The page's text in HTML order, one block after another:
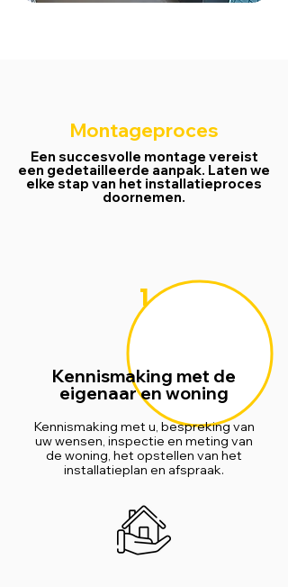
Montageproces
Een succesvolle montage vereist
een gedetailleerde aanpak. Laten we
elke stap van het installatieproces
doornemen.
1
Kennismaking met de
eigenaar en woning
Kennismaking met u, bespreking van
uw wensen, inspectie en meting van
de woning, het opstellen van het
installatieplan en afspraak.